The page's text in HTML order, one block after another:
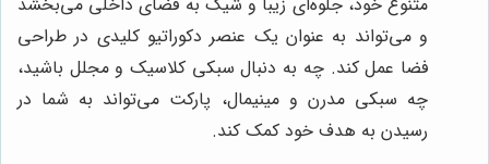
و می‌تواند به عنوان یک عنصر دکوراتیو کلیدی در طراحی
فضا عمل کند. چه به دنبال سبکی کلاسیک و مجلل باشید،
چه سبکی مدرن و مینیمال، پارکت می‌تواند به شما در
رسیدن به هدف خود کمک کند.